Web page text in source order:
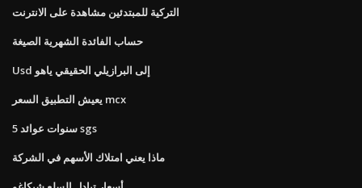
التركية للمبتدئين مشاهدة على الانترنت
حساب الفائدة الشهرية الصيغة
Usd إلى البرازيلي الحقيقي ياهو
يعيش التطبيق السعر mcx
5 سنوات عوائد sgs
ماذا يعني امتلاك الأسهم في الشركة